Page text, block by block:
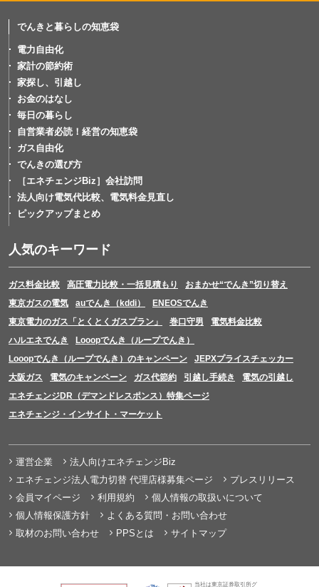
でんきと暮らしの知恵袋
電力自由化
家計の節約術
家探し、引越し
お金のはなし
毎日の暮らし
自営業者必読！経営の知恵袋
ガス自由化
でんきの選び方
［エネチェンジBiz］会社訪問
法人向け電気代比較、電気料金見直し
ピックアップまとめ
人気のキーワード
ガス料金比較 高圧電力比較・一括見積もり
おまかせ“でんき”切り替え
東京ガスの電気
auでんき（kddi）
ENEOSでんき
東京電力のガス「とくとくガスプラン」
巻口守男
電気料金比較
ハルエネでんき
Looopでんき（ループでんき）
Looopでんき（ループでんき）のキャンペーン
JEPXプライスチェッカー
大阪ガス
電気のキャンペーン ガス代節約 引越し手続き
電気の引越し
エネチェンジDR（デマンドレスポンス）特集ページ
エネチェンジ・インサイト・マーケット
運営企業
法人向けエネチェンジBiz
エネチェンジ法人電力切替 代理店様募集ページ
プレスリリース
会員マイページ
利用規約
個人情報の取扱いについて
個人情報保護方針
よくある質問・お問い合わせ
取材のお問い合わせ
PPSとは サイトマップ
当社は東京証券取引所グ